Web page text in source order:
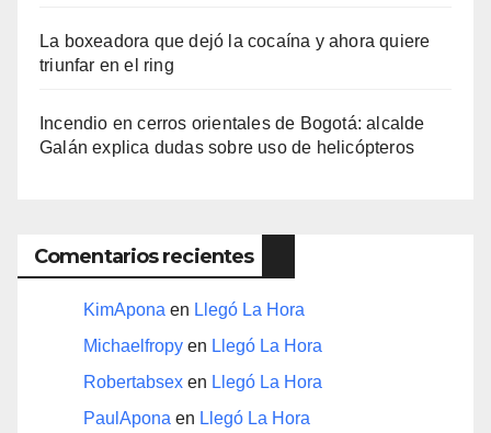
La boxeadora que dejó la cocaína y ahora quiere
triunfar en el ring​
Incendio en cerros orientales de Bogotá: alcalde
Galán explica dudas sobre uso de helicópteros
Comentarios recientes
KimApona en Llegó La Hora
Michaelfropy en Llegó La Hora
Robertabsex en Llegó La Hora
PaulApona en Llegó La Hora